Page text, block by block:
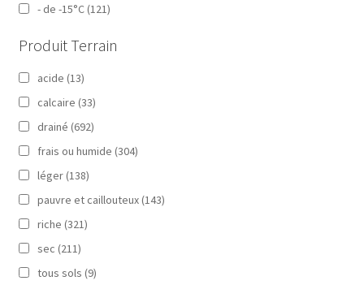
- de -15°C (121)
Produit Terrain
acide (13)
calcaire (33)
drainé (692)
frais ou humide (304)
léger (138)
pauvre et caillouteux (143)
riche (321)
sec (211)
tous sols (9)